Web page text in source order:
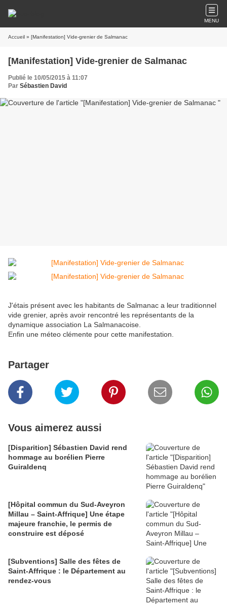
MENU
Accueil » [Manifestation] Vide-grenier de Salmanac
[Manifestation] Vide-grenier de Salmanac
Publié le 10/05/2015 à 11:07
Par Sébastien David
J'étais présent avec les habitants de Salmanac a leur traditionnel
vide grenier, après avoir rencontré les représentants de la
dynamique association La Salmanacoise.
Enfin une méteo clémente pour cette manifestation.
Partager
Vous aimerez aussi
[Disparition] Sébastien David rend
hommage au borélien Pierre
Guiraldenq
[Hôpital commun du Sud-Aveyron
Millau – Saint-Affrique] Une étape
majeure franchie, le permis de
construire est déposé
[Subventions] Salle des fêtes de
Saint-Affrique : le Département au
rendez-vous